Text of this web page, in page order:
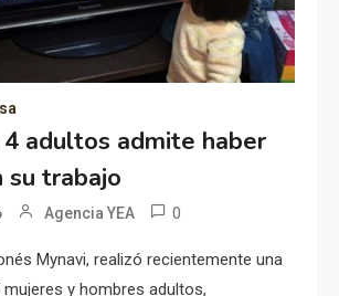
4 adultos admite haber
su trabajo
Agencia YEA 0
Mynavi, realizó recientemente una
y hombres adultos,